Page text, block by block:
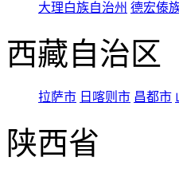
大理白族自治州 德宏傣
西藏自治区
拉萨市 日喀则市 昌都市
陕西省